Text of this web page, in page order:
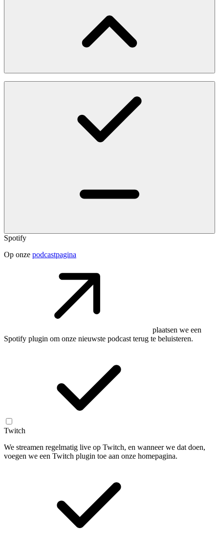
Spotify
Op onze podcastpagina
plaatsen we een
Spotify plugin om onze nieuwste podcast terug te beluisteren.
Twitch
We streamen regelmatig live op Twitch, en wanneer we dat doen,
voegen we een Twitch plugin toe aan onze homepagina.